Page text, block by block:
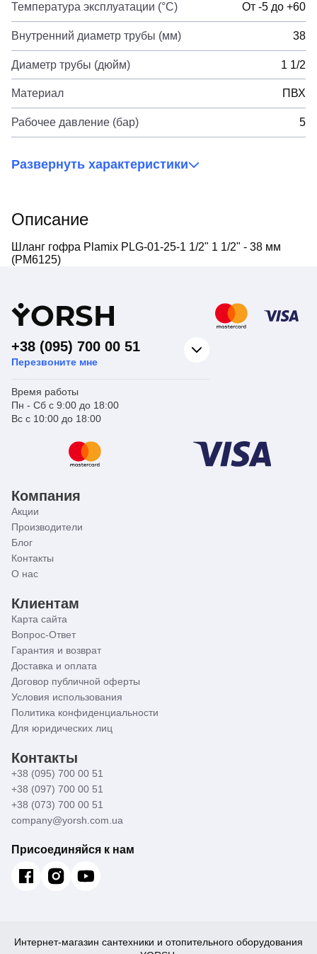
Температура эксплуатации (°C) От -5 до +60
Внутренний диаметр трубы (мм) 38
Диаметр трубы (дюйм) 1 1/2
Материал ПВХ
Рабочее давление (бар) 5
Развернуть характеристики
Описание
Шланг гофра Plamix PLG-01-25-1 1/2" 1 1/2" - 38 мм
(PM6125)
YORSH
+38 (095) 700 00 51
Перезвоните мне
Время работы
Пн - Сб с 9:00 до 18:00
Вс с 10:00 до 18:00
Компания
Акции
Производители
Блог
Контакты
О нас
Клиентам
Карта сайта
Вопрос-Ответ
Гарантия и возврат
Доставка и оплата
Договор публичной оферты
Условия использования
Политика конфиденциальности
Для юридических лиц
Контакты
+38 (095) 700 00 51
+38 (097) 700 00 51
+38 (073) 700 00 51
company@yorsh.com.ua
Присоединяйся к нам
Интернет-магазин сантехники и отопительного оборудования